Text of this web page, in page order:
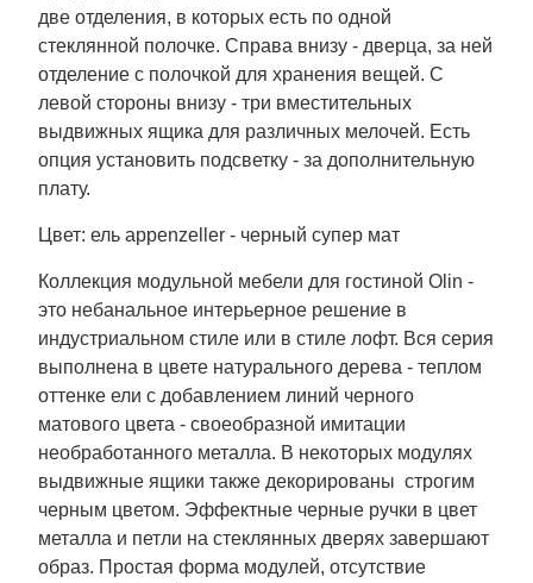
две отделения, в которых есть по одной
стеклянной полочке. Справа внизу - дверца, за ней
отделение с полочкой для хранения вещей. С
левой стороны внизу - три вместительных
выдвижных ящика для различных мелочей. Есть
опция установить подсветку - за дополнительную
плату.
Цвет: ель appenzeller - черный супер мат
Коллекция модульной мебели для гостиной Olin -
это небанальное интерьерное решение в
индустриальном стиле или в стиле лофт. Вся серия
выполнена в цвете натурального дерева - теплом
оттенке ели с добавлением линий черного
матового цвета - своеобразной имитации
необработанного металла. В некоторых модулях
выдвижные ящики также декорированы строгим
черным цветом. Эффектные черные ручки в цвет
металла и петли на стеклянных дверях завершают
образ. Простая форма модулей, отсутствие